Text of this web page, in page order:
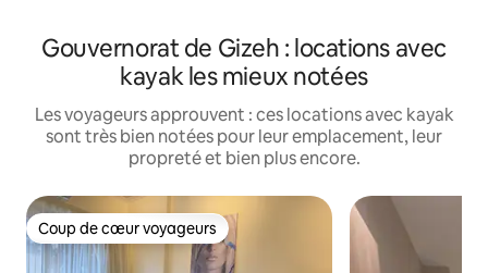
Gouvernorat de Gizeh : locations avec
kayak les mieux notées
Les voyageurs approuvent : ces locations avec kayak
sont très bien notées pour leur emplacement, leur
propreté et bien plus encore.
Coup de cœur voyageurs
Coup de cœur voyageurs